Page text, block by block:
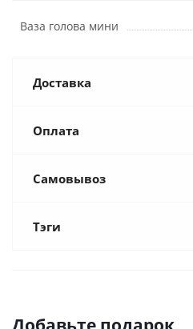
Ваза голова мини
Доставка
Оплата
Самовывоз
Тэги